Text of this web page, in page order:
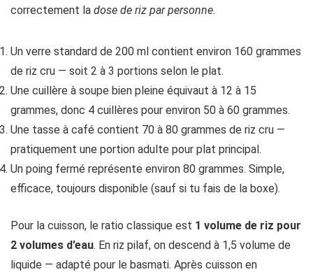
correctement la dose de riz par personne.
Un verre standard de 200 ml contient environ 160 grammes
de riz cru — soit 2 à 3 portions selon le plat.
Une cuillère à soupe bien pleine équivaut à 12 à 15
grammes, donc 4 cuillères pour environ 50 à 60 grammes.
Une tasse à café contient 70 à 80 grammes de riz cru —
pratiquement une portion adulte pour plat principal.
Un poing fermé représente environ 80 grammes. Simple,
efficace, toujours disponible (sauf si tu fais de la boxe).
Pour la cuisson, le ratio classique est 1 volume de riz pour
2 volumes d’eau. En riz pilaf, on descend à 1,5 volume de
liquide — adapté pour le basmati. Après cuisson en